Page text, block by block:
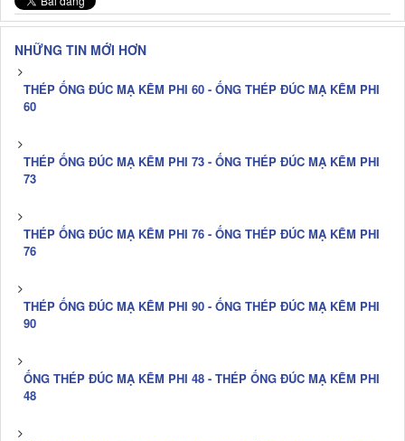
NHỮNG TIN MỚI HƠN
THÉP ỐNG ĐÚC MẠ KẼM PHI 60 - ỐNG THÉP ĐÚC MẠ KẼM PHI
60
THÉP ỐNG ĐÚC MẠ KẼM PHI 73 - ỐNG THÉP ĐÚC MẠ KẼM PHI
73
THÉP ỐNG ĐÚC MẠ KẼM PHI 76 - ỐNG THÉP ĐÚC MẠ KẼM PHI
76
THÉP ỐNG ĐÚC MẠ KẼM PHI 90 - ỐNG THÉP ĐÚC MẠ KẼM PHI
90
ỐNG THÉP ĐÚC MẠ KẼM PHI 48 - THÉP ỐNG ĐÚC MẠ KẼM PHI
48